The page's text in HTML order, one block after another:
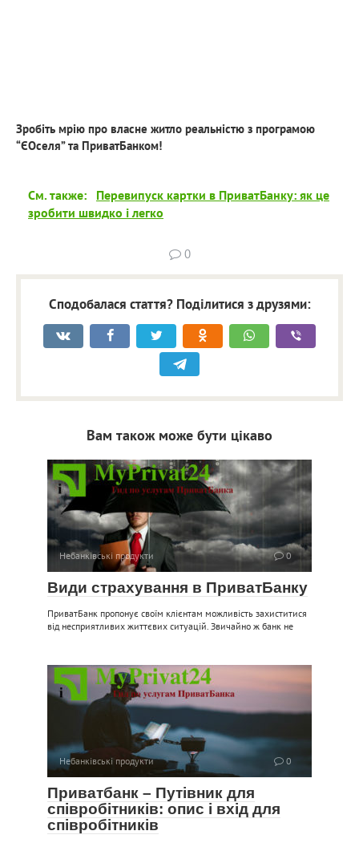
Зробіть мрію про власне житло реальністю з програмою
“ЄОселя” та ПриватБанком!
См. также:
Перевипуск картки в ПриватБанку: як це
зробити швидко і легко
0
Сподобалася стаття? Поділитися з друзями:
Вам також може бути цікаво
Небанківські продукти 0
Види страхування в ПриватБанку
ПриватБанк пропонує своїм клієнтам можливість захиститися
від несприятливих життєвих ситуацій. Звичайно ж банк не
Небанківські продукти 0
Приватбанк – Путівник для
співробітників: опис і вхід для
співробітників